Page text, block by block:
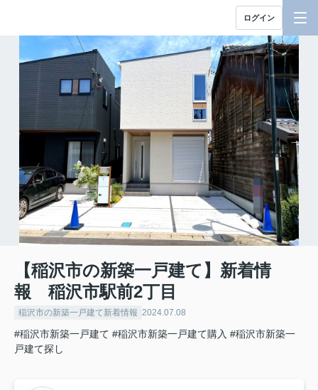
ログイン
【稲沢市の新築一戸建て】新着情
報 稲沢市駅前2丁目
稲沢市の新築一戸建て新着情報 2024.07.08
#稲沢市新築一戸建て #稲沢市新築一戸建て購入 #稲沢市新築一
戸建て探し